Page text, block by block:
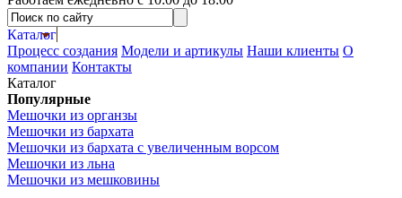
Каталог
Мешочки из
материалов
Процесс создания Модели и артикулы Наши клиенты О
компании Контакты
Каталог
Популярные
Мешочки из органзы
Мешочки из бархата
Мешочки из бархата с увеличенным ворсом
Мешочки из льна
Мешочки из мешковины